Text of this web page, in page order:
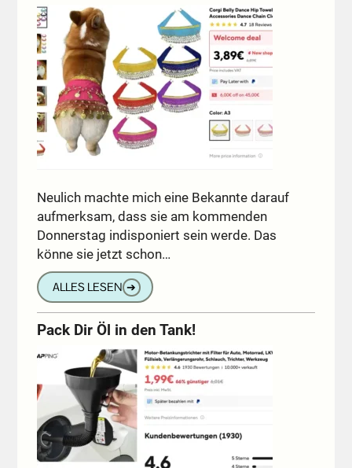
Neulich machte mich eine Bekannte darauf
aufmerksam, dass sie am kommenden
Donnerstag indisponiert sein werde. Das
könne sie jetzt schon…
ALLES LESEN ➔
Pack Dir Öl in den Tank!